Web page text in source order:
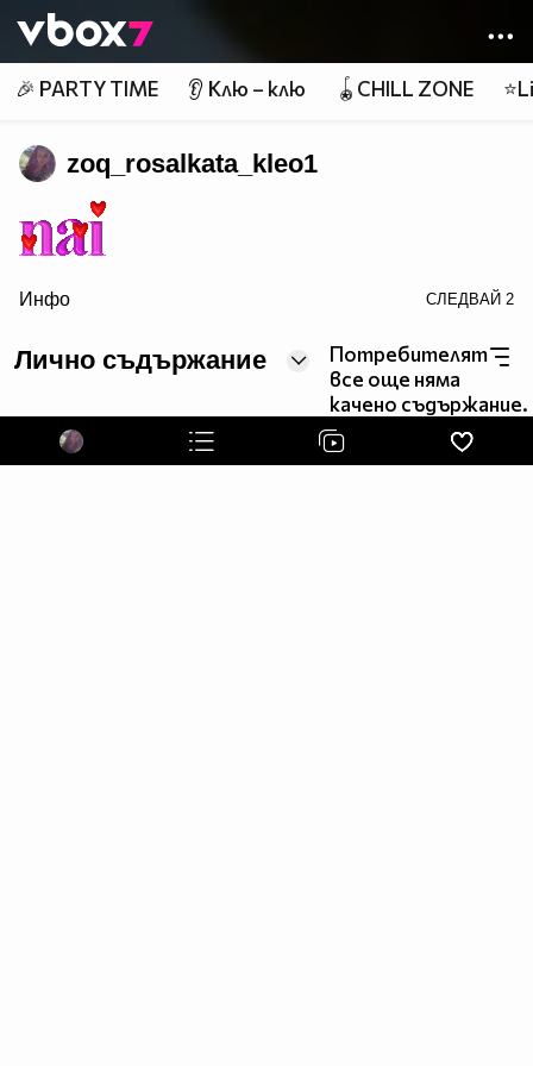
👾
🎉 PARTY TIME 👂 Клю – клю 🪀CHILL ZONE
zoq_rosalkata_kleo1
border=0>
Инфо СЛЕДВАЙ 2
Лично съдържание
Потребителят
все още няма
качено съдържание.